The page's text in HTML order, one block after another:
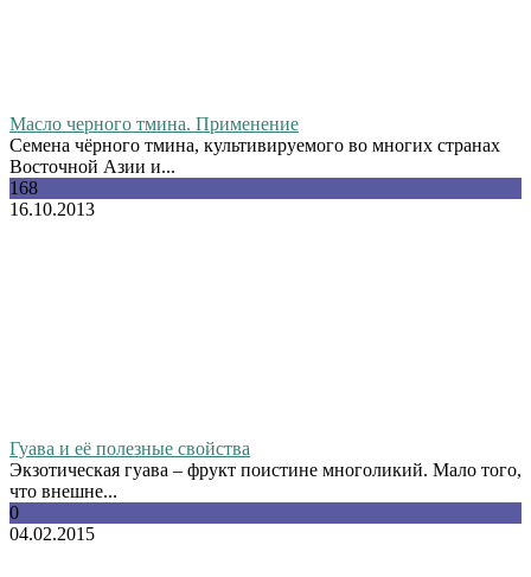
Масло черного тмина. Применение
Семена чёрного тмина, культивируемого во многих странах
Восточной Азии и...
168
16.10.2013
Гуава и её полезные свойства
Экзотическая гуава – фрукт поистине многоликий. Мало того,
что внешне...
0
04.02.2015